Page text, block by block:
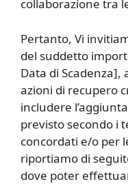
collaborazione tra
Pertanto, Vi
del suddetto
Data di
azioni di recupero
includere
previsto secondo i
concordati e/o per
riportiamo di
dove poter